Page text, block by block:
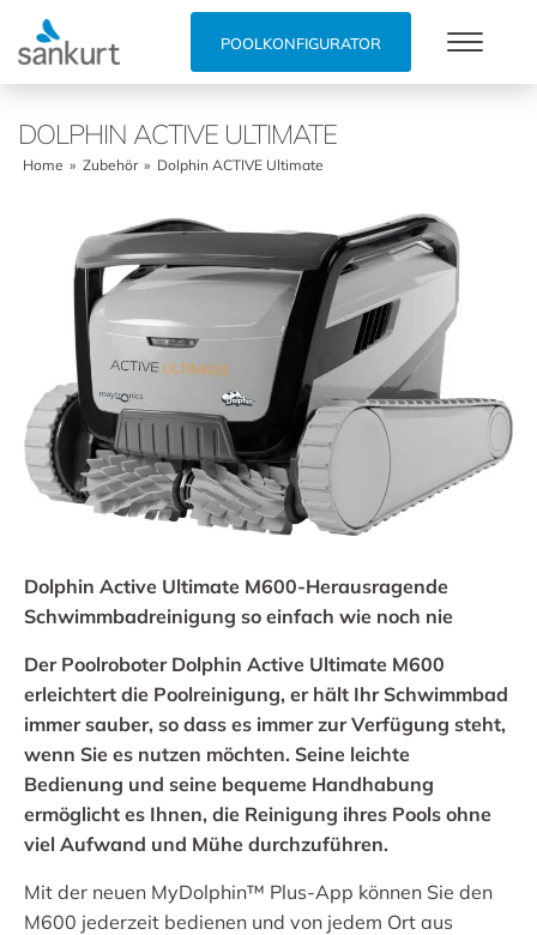
POOLKONFIGURATOR
DOLPHIN ACTIVE ULTIMATE
Home » Zubehör » Dolphin ACTIVE Ultimate
Dolphin Active Ultimate M600-Herausragende
Schwimmbadreinigung so einfach wie noch nie
Der Poolroboter Dolphin Active Ultimate M600
erleichtert die Poolreinigung, er hält Ihr Schwimmbad
immer sauber, so dass es immer zur Verfügung steht,
wenn Sie es nutzen möchten. Seine leichte
Bedienung und seine bequeme Handhabung
ermöglicht es Ihnen, die Reinigung ihres Pools ohne
viel Aufwand und Mühe durchzuführen.
Mit der neuen MyDolphin™ Plus-App können Sie den
M600 jederzeit bedienen und von jedem Ort aus